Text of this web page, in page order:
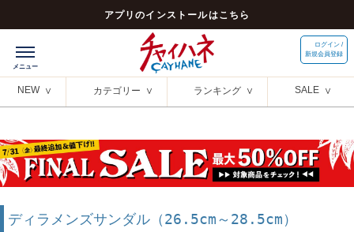
アプリのインストールはこちら
ログイン /
新規会員登録
NEW カテゴリー ランキング SALE
ディラメンズサンダル（26.5cm～28.5cm）